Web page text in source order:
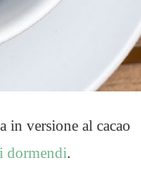
in versione al cacao
i dormendi.